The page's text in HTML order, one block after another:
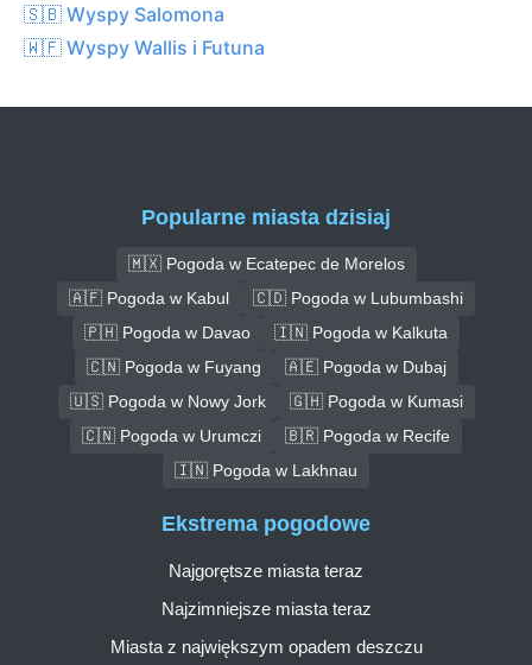
🇸🇧 Wyspy Salomona
🇼🇫 Wyspy Wallis i Futuna
Popularne miasta dzisiaj
🇲🇽 Pogoda w Ecatepec de Morelos
🇦🇫 Pogoda w Kabul
🇨🇩 Pogoda w Lubumbashi
🇵🇭 Pogoda w Davao
🇮🇳 Pogoda w Kalkuta
🇨🇳 Pogoda w Fuyang
🇦🇪 Pogoda w Dubaj
🇺🇸 Pogoda w Nowy Jork
🇬🇭 Pogoda w Kumasi
🇨🇳 Pogoda w Urumczi
🇧🇷 Pogoda w Recife
🇮🇳 Pogoda w Lakhnau
Ekstrema pogodowe
Najgorętsze miasta teraz
Najzimniejsze miasta teraz
Miasta z największym opadem deszczu